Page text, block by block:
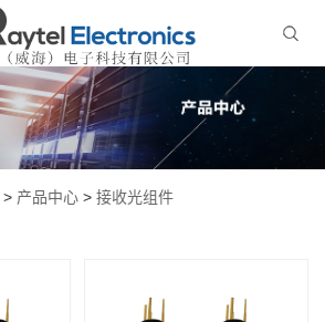
> 产品中心 > 接收光组件